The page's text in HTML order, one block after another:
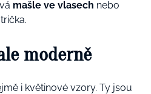
mašle ve vlasech nebo
moderně
i květinové vzory. Ty jsou